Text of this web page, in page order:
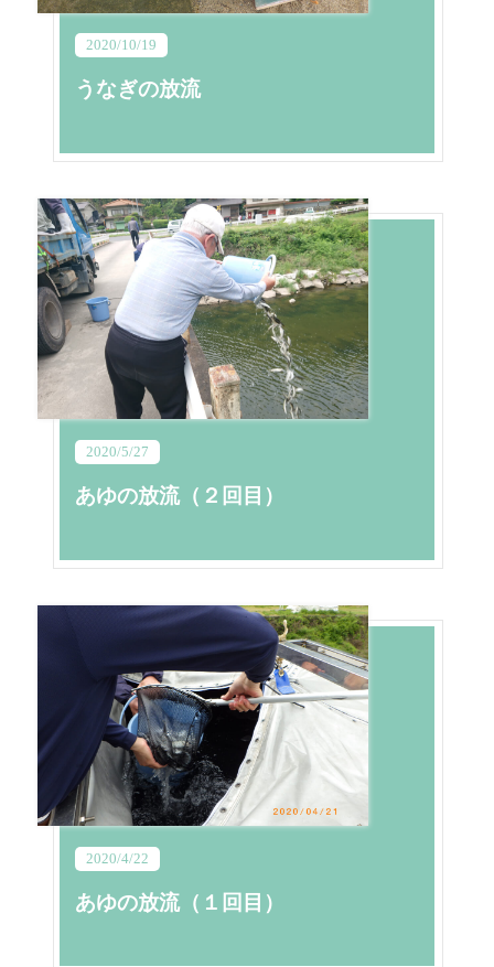
2020/10/19
うなぎの放流
2020/5/27
あゆの放流（２回目）
2020/4/22
あゆの放流（１回目）